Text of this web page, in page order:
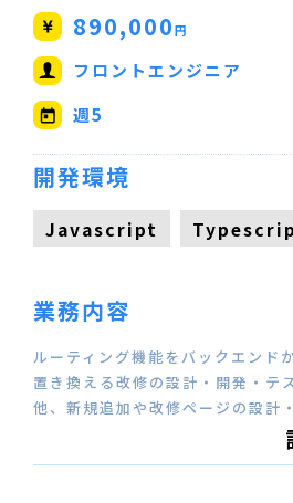
890,000円
フロントエンジニア
週5
開発環境
Javascript
業務内容
ルーティング機能をバックエンド
置き換える改修の設計・開発・テ
他、新規追加や改修ページの設計